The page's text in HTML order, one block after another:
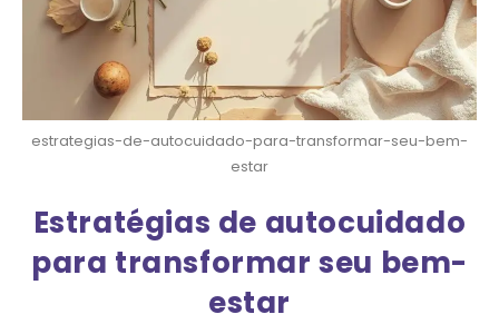
estrategias-de-autocuidado-para-transformar-seu-bem-
estar
Estratégias de autocuidado
para transformar seu bem-
estar